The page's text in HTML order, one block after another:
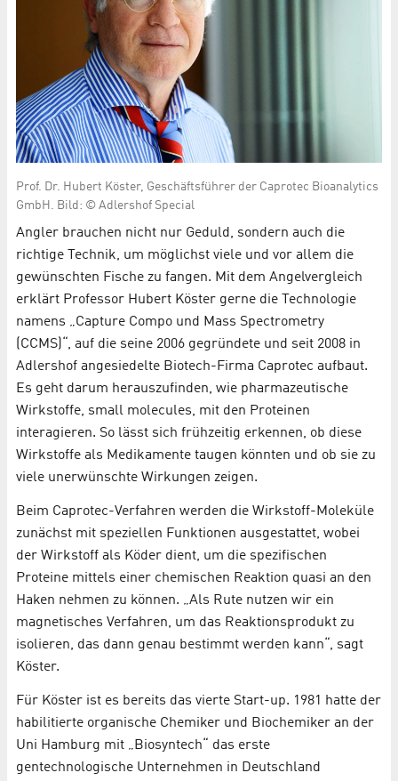
Prof. Dr. Hubert Köster, Geschäftsführer der Caprotec Bioanalytics
GmbH. Bild: © Adlershof Special
Angler brauchen nicht nur Geduld, sondern auch die
richtige Technik, um möglichst viele und vor allem die
gewünschten Fische zu fangen. Mit dem Angelvergleich
erklärt Professor Hubert Köster gerne die Technologie
namens „Capture Compo und Mass Spectrometry
(CCMS)“, auf die seine 2006 gegründete und seit 2008 in
Adlershof angesiedelte Biotech-Firma Caprotec aufbaut.
Es geht darum herauszufinden, wie pharmazeutische
Wirkstoffe, small molecules, mit den Proteinen
interagieren. So lässt sich frühzeitig erkennen, ob diese
Wirkstoffe als Medikamente taugen könnten und ob sie zu
viele unerwünschte Wirkungen zeigen.
Beim Caprotec-Verfahren werden die Wirkstoff-Moleküle
zunächst mit speziellen Funktionen ausgestattet, wobei
der Wirkstoff als Köder dient, um die spezifischen
Proteine mittels einer chemischen Reaktion quasi an den
Haken nehmen zu können. „Als Rute nutzen wir ein
magnetisches Verfahren, um das Reaktionsprodukt zu
isolieren, das dann genau bestimmt werden kann“, sagt
Köster.
Für Köster ist es bereits das vierte Start-up. 1981 hatte der
habilitierte organische Chemiker und Biochemiker an der
Uni Hamburg mit „Biosyntech“ das erste
gentechnologische Unternehmen in Deutschland